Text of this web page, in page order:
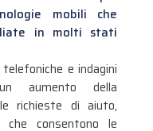
mobili che
in molti stati
e indagini
aumento della
richieste di aiuto,
che consentono le